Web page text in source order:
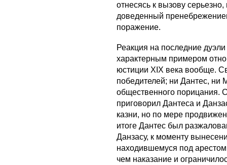
отнесясь к вызову
доведенный
поражение.
Реакция на последние
характерным примером
юстиции XIX века вообще.
победителей; ни Дантес, ни
общественного порицания.
приговорил Дантеса и
казни, но по мере
итоге Дантес был
Данзасу, к моменту
находившемуся под
чем наказание и